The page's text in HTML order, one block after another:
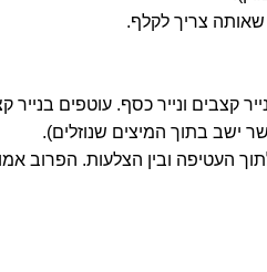
צריך לקלף.
ונייר כסף. עוטפים בנייר
ישב בתוך המיצים שנוזלים).
לתוך העטיפה ובין הצלעות.